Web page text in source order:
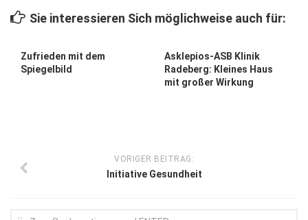
Forum Gesundheit
Sie interessieren Sich möglichweise auch für:
Zufrieden mit dem
Spiegelbild
Asklepios-ASB Klinik
Radeberg: Kleines Haus
mit großer Wirkung
VORIGER BEITRAG:
Initiative Gesundheit